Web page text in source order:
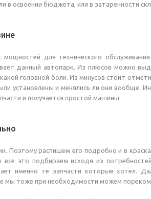
в освоении бюджета, или в затаренности
для технического
данный автопарк. Из плюсов можно
головной боли. Из минусов стоит
установлены и менялись ли они вообще.
и получается простой машины.
Поэтому распишем его подробно и в
это подбираем исходя из
именно те запчасти которые хотел.
мы тоже при необходимости можем